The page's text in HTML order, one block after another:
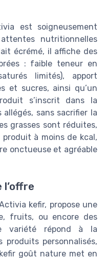
est soigneusement
nutritionnelles
écrémé, il affiche des
: faible teneur en
limités), apport
et sucres, ainsi qu’un
s’inscrit dans la
sans sacrifier la
grasses sont réduites,
à moins de kcal,
onctueuse et agréable
kefir, propose une
fruits, ou encore des
variété répond à la
produits personnalisés,
goût nature met en